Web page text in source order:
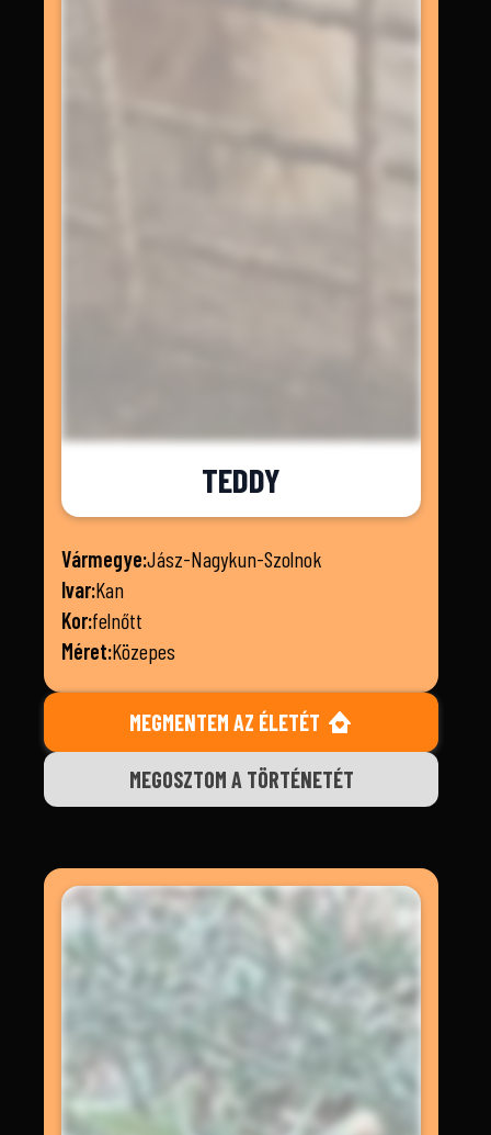
TEDDY
Vármegye:Jász-Nagykun-Szolnok
Ivar:Kan
Kor:felnőtt
Méret:Közepes
MEGMENTEM AZ ÉLETÉT
MEGOSZTOM A TÖRTÉNETÉT